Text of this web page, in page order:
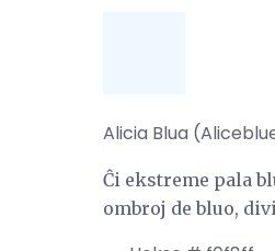
Alicia Blua
Ĉi ekstreme pala
ombroj de bluo,